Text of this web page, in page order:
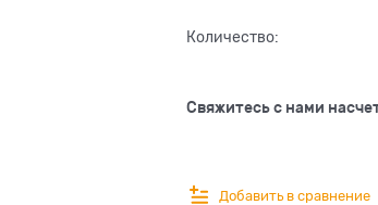
Количество:
Свяжитесь с нами
Добавить в сравнение